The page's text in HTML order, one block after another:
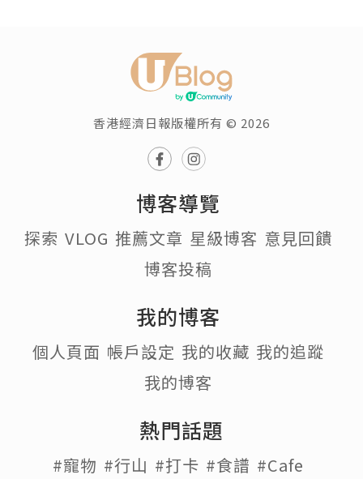
香港經濟日報版權所有 © 2026
博客導覽
探索 VLOG 推薦文章 星級博客 意見回饋
博客投稿
我的博客
個人頁面 帳戶設定 我的收藏 我的追蹤
我的博客
熱門話題
#寵物 #行山 #打卡 #食譜 #Cafe